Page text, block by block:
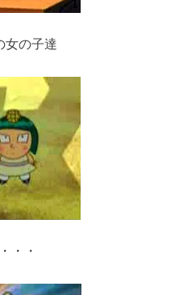
女の子達
・・